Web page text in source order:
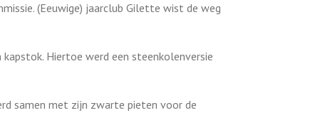
(Eeuwige) jaarclub Gilette wist de weg
Hiertoe werd een steenkolenversie
samen met zijn zwarte pieten voor de